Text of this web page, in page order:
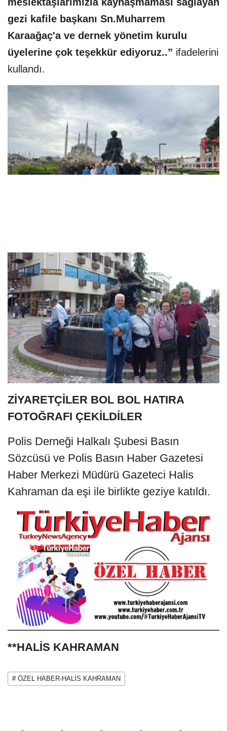
gezi kafile başkanı Sn.Muharrem
Karaağaç'a ve dernek yönetim kurulu
üyelerine çok teşekkür ediyoruz..” ifadelerini
kullandı.
ZİYARETÇİLER BOL BOL HATIRA
FOTOĞRAFI ÇEKİLDİLER
Polis Derneği Halkalı Şubesi Basın
Sözcüsü ve Polis Basın Haber Gazetesi
Haber Merkezi Müdürü Gazeteci Halis
Kahraman da eşi ile birlikte geziye katıldı.
**HALİS KAHRAMAN
# ÖZEL HABER-HALİS KAHRAMAN